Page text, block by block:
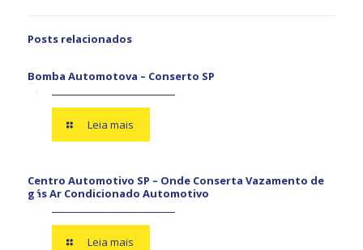
Posts relacionados
Bomba Automotova – Conserto SP
Leia mais
Centro Automotivo SP – Onde Conserta Vazamento de
gás Ar Condicionado Automotivo
Leia mais